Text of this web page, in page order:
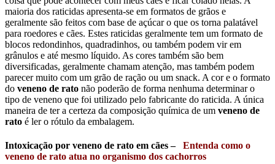
maioria dos raticidas apresenta-se em formatos de grãos e
geralmente são feitos com base de açúcar o que os torna palatável
para roedores e cães. Estes raticidas geralmente tem um formato de
blocos redondinhos, quadradinhos, ou também podem vir em
grânulos e até mesmo líquido. As cores também são bem
diversificadas, geralmente chamam atenção, mas também podem
parecer muito com um grão de ração ou um snack. A cor e o formato
do veneno de rato não poderão de forma nenhuma determinar o
tipo de veneno que foi utilizado pelo fabricante do raticida. A única
maneira de ter a certeza da composição química de um veneno de
rato é ler o rótulo da embalagem.
Intoxicação por veneno de rato em cães – Entenda como o
veneno de rato atua no organismo dos cachorros